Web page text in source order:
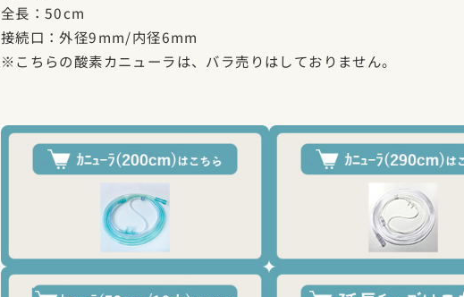
全長：50cm
接続口：外径9mm/内径6mm
※こちらの酸素カニューラは、バラ売りはしておりません。